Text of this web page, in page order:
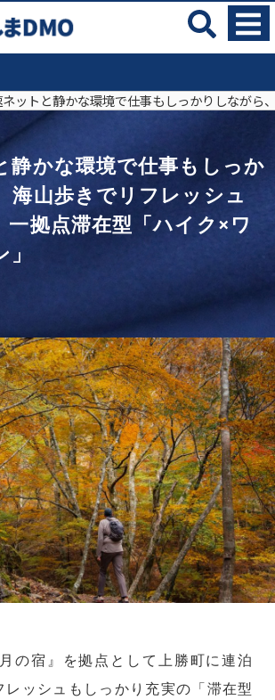
ネットと静かな環境で仕事もしっかりしなが
静かな環境で仕事もしっか
海山歩きでリフレッシュ
一拠点滞在型「ハイク×ワ
の宿』を拠点として上勝町に連泊
レッシュもしっかり充実の「滞在型